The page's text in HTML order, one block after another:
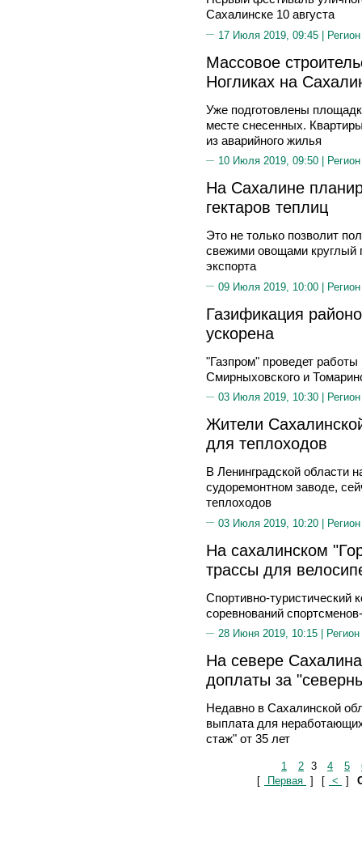
Сахалинске 10 августа
17 Июля 2019, 09:45 |
Массовое
Ногликах на
Уже подготовлены
месте снесенных.
из аварийного жилья
10 Июля 2019, 09:50 |
На Сахалине
гектаров теплиц
Это не только позволит
свежими овощами круглый
экспорта
09 Июля 2019, 10:00 |
Газификация
ускорена
"Газпром" проведет
Смирныховского и
03 Июля 2019, 10:30 |
Жители
для теплоходов
В Ленинградской области
судоремонтном заводе,
теплоходов
03 Июля 2019, 10:20 |
На сахалинском
трассы для
Спортивно-туристический
соревнований
28 Июня 2019, 10:15 |
На севере
доплаты за
Недавно в Сахалинской
выплата для
стаж" от 35 лет
1 2 3 4 5
[
Первая ] [ < ]